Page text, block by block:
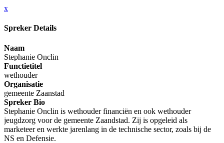
x
Spreker Details
Naam
Stephanie Onclin
Functietitel
wethouder
Organisatie
gemeente Zaanstad
Spreker Bio
Stephanie Onclin is wethouder financiën en ook wethouder
jeugdzorg voor de gemeente Zaandstad. Zij is opgeleid als
marketeer en werkte jarenlang in de technische sector, zoals bij de
NS en Defensie.